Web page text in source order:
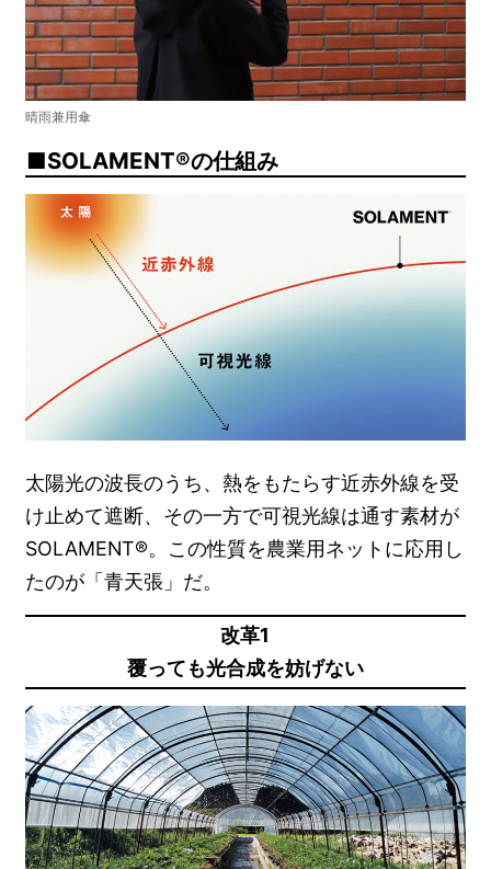
晴雨兼用傘
SOLAMENT®の仕組み
太陽光の波長のうち、熱をもたらす近赤外線を受
け止めて遮断、その一方で可視光線は通す素材が
SOLAMENT®︎。この性質を農業用ネットに応用し
たのが「青天張」だ。
改革1
覆っても光合成を妨げない